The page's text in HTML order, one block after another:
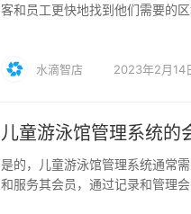
客和员工更快地找到他们需要的
水滴智店 2023年2月14
儿童游泳馆管理系统的
是的，儿童游泳馆管理系统通常
和服务其会员，通过记录和管理